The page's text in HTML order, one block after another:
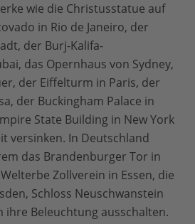
wie die Christusstatue auf
in Rio de Janeiro, der
der Burj-Kalifa-
das Opernhaus von Sydney,
der Eiffelturm in Paris, der
der Buckingham Palace in
State Building in New York
versinken. In Deutschland
das Brandenburger Tor in
Zollverein in Essen, die
Schloss Neuschwanstein
ihre Beleuchtung ausschalten.